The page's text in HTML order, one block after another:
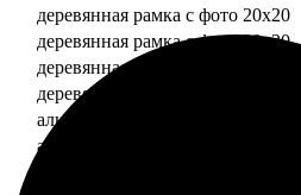
деревянная рамка с фото 20х20
деревянная рамка с фото 20х30
деревянная рамка с фото 30х30
деревянная рамка с фото 30х40
алюминиевая рамка с фото 10х15
алюминиевая рамка с фото 20х30